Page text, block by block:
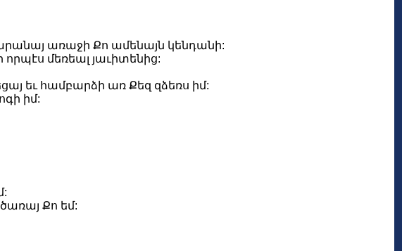
առաջի Քո ամենայն կենդանի:
մեռեալ յաւիտենից:
եւ համբարձի առ Քեզ զձեռս իմ:
իմ:
Քո եմ: